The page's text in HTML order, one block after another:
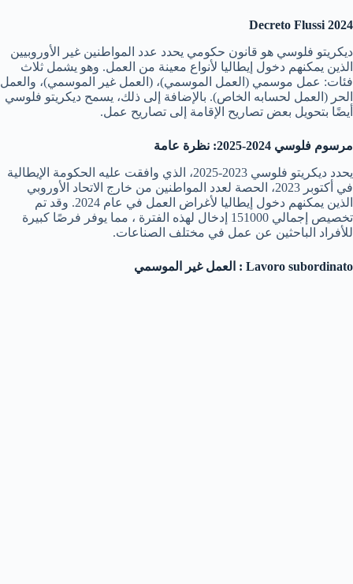
2024 Decreto Flussi
ديكريتو فلوسي هو قانون حكومي يحدد عدد المواطنين غير الأوروبيين
الذين يمكنهم دخول إيطاليا لأنواع معينة من العمل. وهو يشمل ثلاث
فئات: عمل موسمي (العمل الموسمي)، (العمل غير الموسمي)، والعمل
الحر (العمل لحسابه الخاص). بالإضافة إلى ذلك، يسمح ديكريتو فلوسي
أيضًا بتحويل بعض تصاريح الإقامة إلى تصاريح عمل.
مرسوم فلوسي 2024-2025: نظرة عامة
يحدد ديكريتو فلوسي 2023-2025، الذي وافقت عليه الحكومة الإيطالية
في أكتوبر 2023، الحصة لعدد المواطنين من خارج الاتحاد الأوروبي
الذين يمكنهم دخول إيطاليا لأغراض العمل في عام 2024. وقد تم
تخصيص إجمالي 151000 إدخال لهذه الفترة ، مما يوفر فرصًا كبيرة
للأفراد الباحثين عن عمل في مختلف الصناعات.
Lavoro subordinato : العمل غير الموسمي